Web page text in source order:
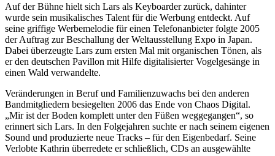
Auf der Bühne hielt sich Lars als Keyboarder zurück, dahinter
wurde sein musikalisches Talent für die Werbung entdeckt. Auf
seine griffige Werbemelodie für einen Telefonanbieter folgte 2005
der Auftrag zur Beschallung der Weltausstellung Expo in Japan.
Dabei überzeugte Lars zum ersten Mal mit organischen Tönen, als
er den deutschen Pavillon mit Hilfe digitalisierter Vogelgesänge in
einen Wald verwandelte.
Veränderungen in Beruf und Familienzuwachs bei den anderen
Bandmitgliedern besiegelten 2006 das Ende von Chaos Digital.
„Mir ist der Boden komplett unter den Füßen weggegangen“, so
erinnert sich Lars. In den Folgejahren suchte er nach seinem eigenen
Sound und produzierte neue Tracks – für den Eigenbedarf. Seine
Verlobte Kathrin überredete er schließlich, CDs an ausgewählte